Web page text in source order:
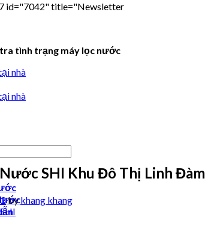
id="7042" title="Newsletter
tình trạng máy lọc nước
SHI Khu Đô Thị Linh Đàm
bykhang khang